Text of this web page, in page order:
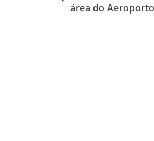
área do